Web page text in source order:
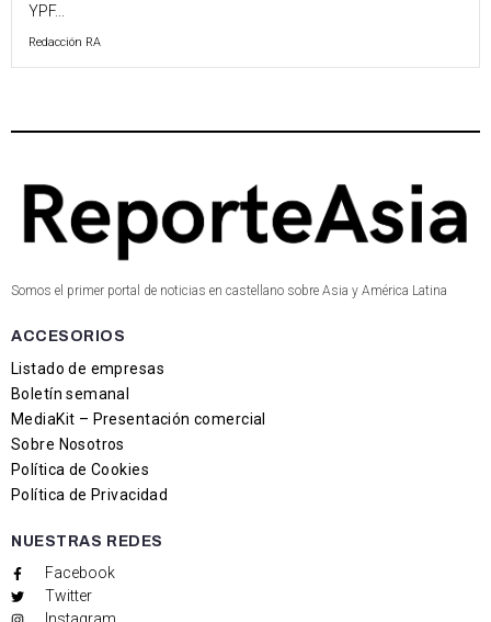
YPF...
Redacción RA
Somos el primer portal de noticias en castellano sobre Asia y América Latina
ACCESORIOS
Listado de empresas
Boletín semanal
MediaKit – Presentación comercial
Sobre Nosotros
Política de Cookies
Política de Privacidad
NUESTRAS REDES
Facebook
Twitter